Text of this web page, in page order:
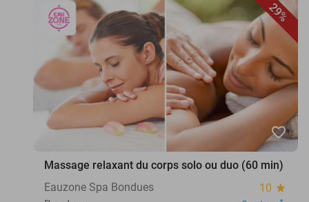
29%
favorite_border
Massage relaxant du corps solo ou duo (60 min)
Eauzone Spa Bondues
10 star